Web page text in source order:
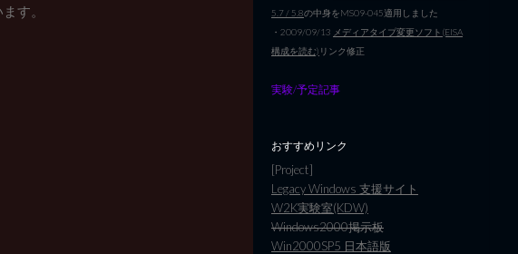
す。
5.7 / 5.8の中身をMS09-045適用しました
・2009/09/13 メディアタイプ変更ソフト(EISA
構成を読む) リンク修正
実験/予定記事
おすすめリンク
[Project]
Legacy Windows 支援サイト
W2K実験室(KDW)
Windows2000掲示板
Win2000SP5 日本語版